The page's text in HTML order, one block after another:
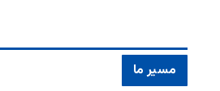
مسیر ما